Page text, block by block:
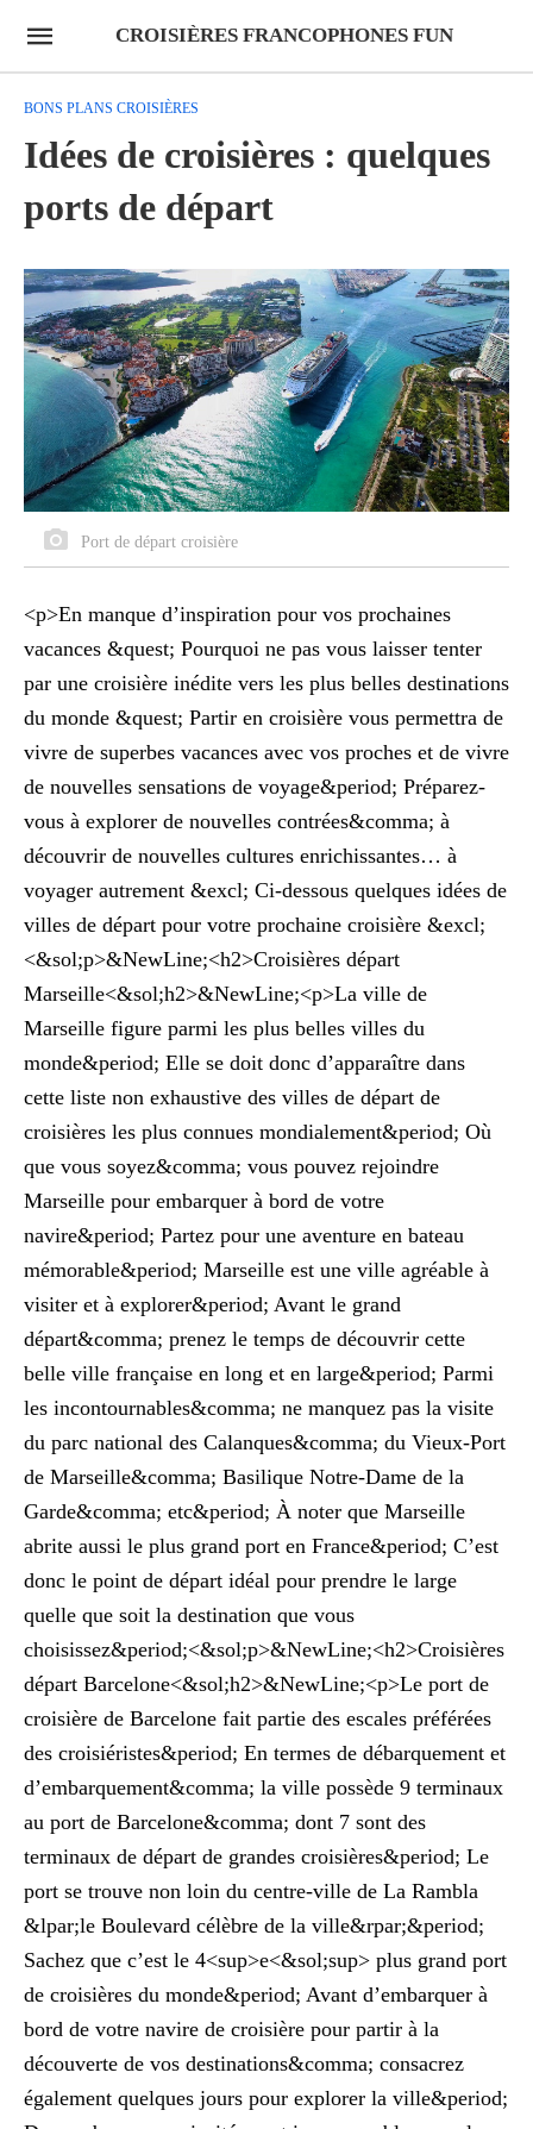
CROISIÈRES FRANCOPHONES FUN
BONS PLANS CROISIÈRES
Idées de croisières : quelques
ports de départ
Port de départ croisière
<p>En manque d’inspiration pour vos prochaines
vacances &quest; Pourquoi ne pas vous laisser tenter
par une croisière inédite vers les plus belles destinations
du monde &quest; Partir en croisière vous permettra de
vivre de superbes vacances avec vos proches et de vivre
de nouvelles sensations de voyage&period; Préparez-
vous à explorer de nouvelles contrées&comma; à
découvrir de nouvelles cultures enrichissantes… à
voyager autrement &excl; Ci-dessous quelques idées de
villes de départ pour votre prochaine croisière &excl;
<&sol;p>&NewLine;<h2>Croisières départ
Marseille<&sol;h2>&NewLine;<p>La ville de
Marseille figure parmi les plus belles villes du
monde&period; Elle se doit donc d’apparaître dans
cette liste non exhaustive des villes de départ de
croisières les plus connues mondialement&period; Où
que vous soyez&comma; vous pouvez rejoindre
Marseille pour embarquer à bord de votre
navire&period; Partez pour une aventure en bateau
mémorable&period; Marseille est une ville agréable à
visiter et à explorer&period; Avant le grand
départ&comma; prenez le temps de découvrir cette
belle ville française en long et en large&period; Parmi
les incontournables&comma; ne manquez pas la visite
du parc national des Calanques&comma; du Vieux-Port
de Marseille&comma; Basilique Notre-Dame de la
Garde&comma; etc&period; À noter que Marseille
abrite aussi le plus grand port en France&period; C’est
donc le point de départ idéal pour prendre le large
quelle que soit la destination que vous
choisissez&period;<&sol;p>&NewLine;<h2>Croisières
départ Barcelone<&sol;h2>&NewLine;<p>Le port de
croisière de Barcelone fait partie des escales préférées
des croisiéristes&period; En termes de débarquement et
d’embarquement&comma; la ville possède 9 terminaux
au port de Barcelone&comma; dont 7 sont des
terminaux de départ de grandes croisières&period; Le
port se trouve non loin du centre-ville de La Rambla
&lpar;le Boulevard célèbre de la ville&rpar;&period;
Sachez que c’est le 4<sup>e<&sol;sup> plus grand port
de croisières du monde&period; Avant d’embarquer à
bord de votre navire de croisière pour partir à la
découverte de vos destinations&comma; consacrez
également quelques jours pour explorer la ville&period;